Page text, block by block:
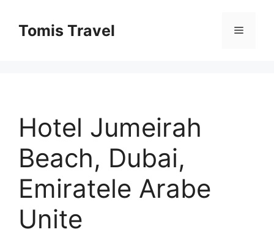
conținutTomis Travel Meniu
Hotel Jumeirah
Beach, Dubai,
Emiratele Arabe
Unite